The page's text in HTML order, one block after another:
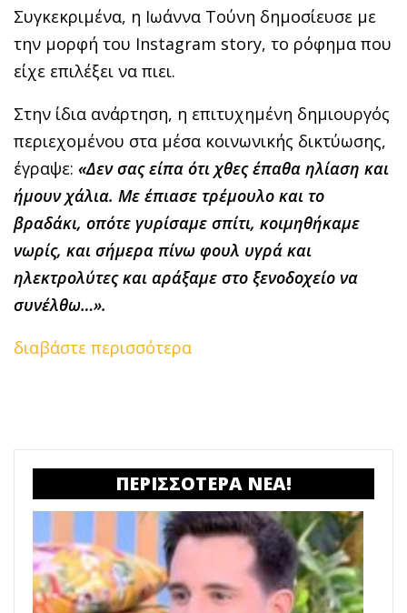
Συγκεκριμένα, η Ιωάννα Τούνη δημοσίευσε με
την μορφή του Instagram story, το ρόφημα που
είχε επιλέξει να πιει.
Στην ίδια ανάρτηση, η επιτυχημένη δημιουργός
περιεχομένου στα μέσα κοινωνικής δικτύωσης,
έγραψε: «Δεν σας είπα ότι χθες έπαθα ηλίαση και
ήμουν χάλια. Με έπιασε τρέμουλο και το
βραδάκι, οπότε γυρίσαμε σπίτι, κοιμηθήκαμε
νωρίς, και σήμερα πίνω φουλ υγρά και
ηλεκτρολύτες και αράξαμε στο ξενοδοχείο να
συνέλθω…».
διαβάστε περισσότερα
ΠΕΡΙΣΣΟΤΕΡΑ ΝΕΑ!